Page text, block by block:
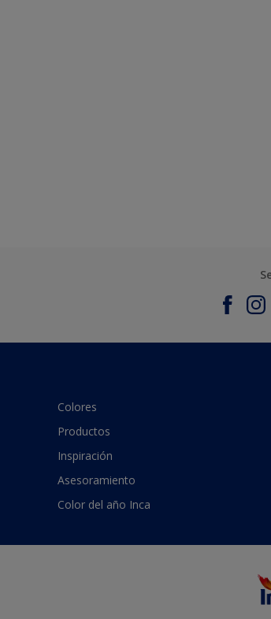
Colores
Productos
Inspiración
Asesoramiento
Color del año Inca